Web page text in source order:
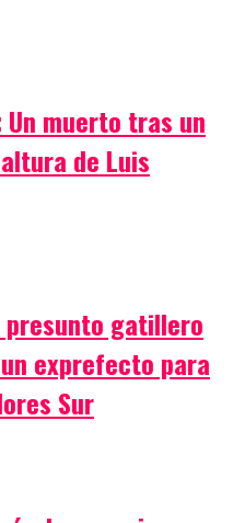
muerto tras un
de Luis
presunto gatillero
exprefecto para
Sur